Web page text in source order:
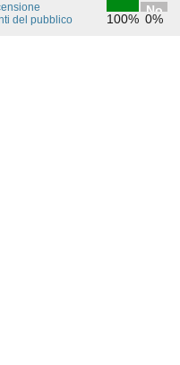
100%
No
0%
del pubblico